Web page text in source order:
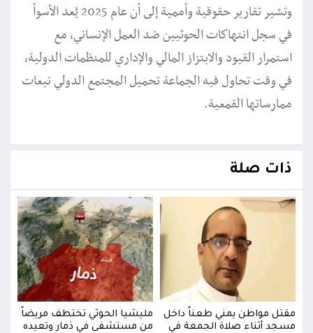
وتشير تقارير حقوقية وأممية إلى أن عام 2025 يُعد الأسوأ
في سجل انتهاكات الحوثيين ضد العمل الإنساني، مع
استمرار القيود والابتزاز المالي والإداري للمنظمات الدولية،
في وقت تحاول فيه الجماعة تحميل المجتمع الدولي تبعات
ممارساتها القمعية.
ذات صلة
مقتل مواطن يمني طعناً داخل
مسجد أثناء صلاة الجمعة في
مليشيا الحوثي تختطف مريضاً
من مستشفى في ذمار وتعيده